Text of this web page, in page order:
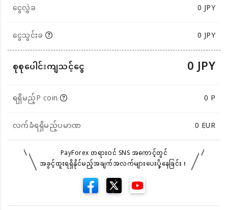
ငွေလွှဲခ
0 JPY
ငွေသွင်းခ
0 JPY
စုစုပေါင်းကျသင့်ငွေ 0 JPY
ရရှိမည့်P coin
0 P
လက်ခံရရှိမည့်ပမာဏ
0 EUR
PayForex တရားဝင် SNS အကောင့်တွင်
အခွင့်ထူးရရှိနိုင်မည့်အချက်အလက်များပေးပို့နေခြင်း！